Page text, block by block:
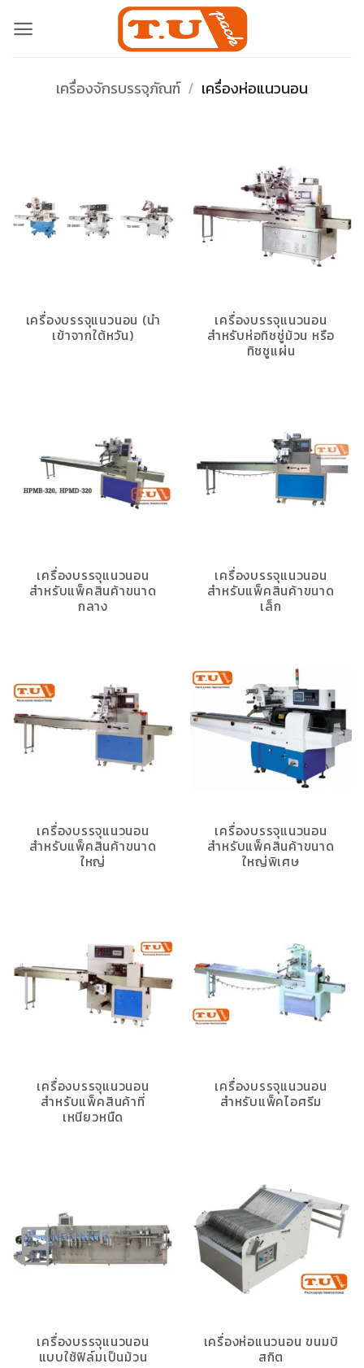
เครื่องจักรบรรจุภัณฑ์ / เครื่องห่อแนวนอน
เครื่องบรรจุแนวนอน (นำ
เข้าจากใต้หวัน)
เครื่องบรรจุแนวนอน
สำหรับห่อทิชชู่ม้วน หรือ
ทิชชูแผ่น
เครื่องบรรจุแนวนอน
สำหรับแพ็คสินค้าขนาด
กลาง
เครื่องบรรจุแนวนอน
สำหรับแพ็คสินค้าขนาด
เล็ก
เครื่องบรรจุแนวนอน
สำหรับแพ็คสินค้าขนาด
ใหญ่
เครื่องบรรจุแนวนอน
สำหรับแพ็คสินค้าขนาด
ใหญ่พิเศษ
เครื่องบรรจุแนวนอน
สำหรับแพ็คสินค้าที่
เหนียวหนืด
เครื่องบรรจุแนวนอน
สำหรับแพ็คไอศรีม
เครื่องบรรจุแนวนอน
แบบใช้ฟิล์มเป็นม้วน
เครื่องห่อแนวนอน ขนมบิ
สกิต